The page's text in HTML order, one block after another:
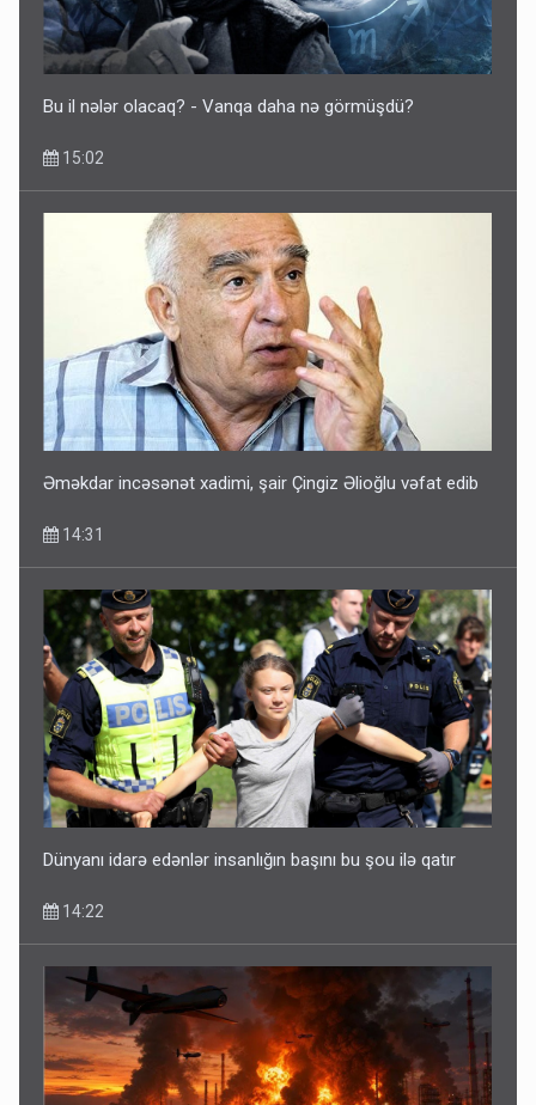
Bu il nələr olacaq? - Vanqa daha nə görmüşdü?
15:02
Əməkdar incəsənət xadimi, şair Çingiz Əlioğlu vəfat edib
14:31
Dünyanı idarə edənlər insanlığın başını bu şou ilə qatır
14:22